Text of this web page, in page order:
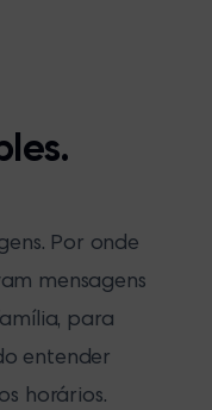
Por onde
mensagens
para
entender
horários.